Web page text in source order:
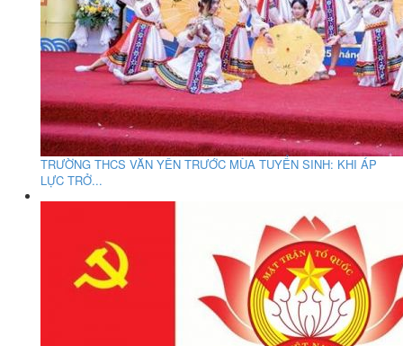
TRƯỜNG THCS VĂN YÊN TRƯỚC MÙA TUYỂN SINH: KHI ÁP
LỰC TRỞ...